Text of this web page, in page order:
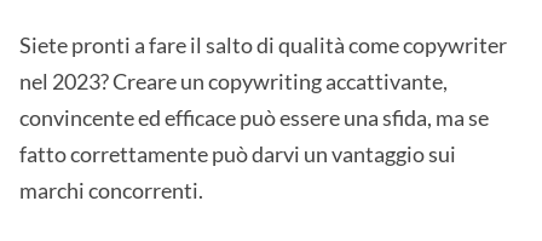
Siete pronti a fare il salto di qualità come copywriter
nel 2023? Creare un copywriting accattivante,
convincente ed efficace può essere una sfida, ma se
fatto correttamente può darvi un vantaggio sui
marchi concorrenti.